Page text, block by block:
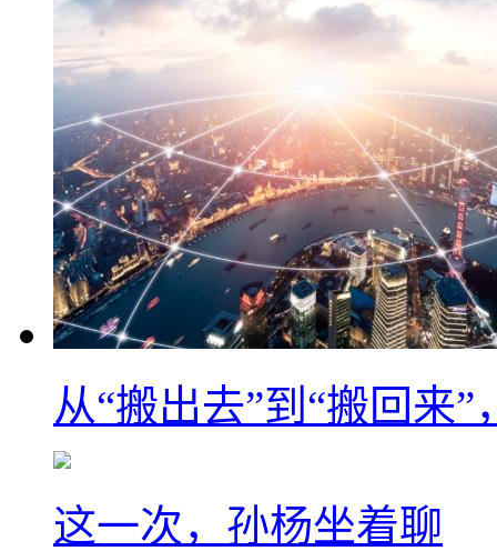
从“搬出去”到“搬回来
这一次，孙杨坐着聊